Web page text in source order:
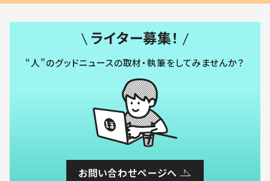
ライター募集！
“人”のグッドニュースの取材・執筆をしてみませんか？
お問い合わせページへ